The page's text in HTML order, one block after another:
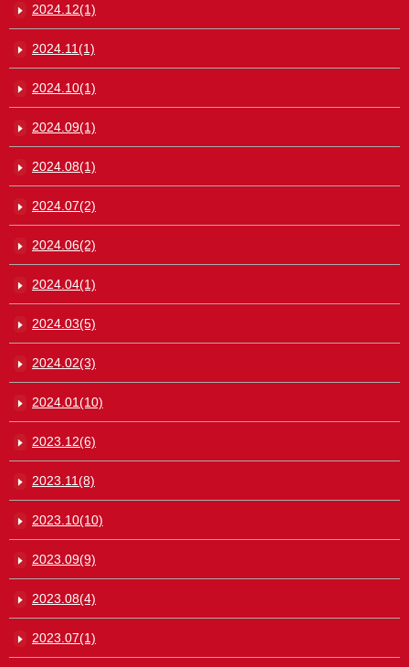
2024.12(1)
2024.11(1)
2024.10(1)
2024.09(1)
2024.08(1)
2024.07(2)
2024.06(2)
2024.04(1)
2024.03(5)
2024.02(3)
2024.01(10)
2023.12(6)
2023.11(8)
2023.10(10)
2023.09(9)
2023.08(4)
2023.07(1)